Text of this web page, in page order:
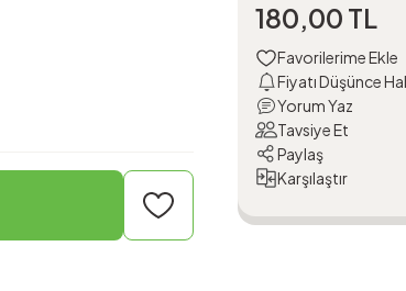
180,00 TL
Fiyatı Düşünce
Yorum Yaz
Tavsiye Et
Paylaş
Karşılaştır